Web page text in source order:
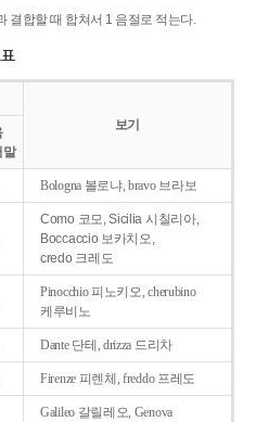
결합할 때 합쳐서 1 음절로 적는다.
보기
말
Bologna 볼로냐, bravo 브라보
Como 코모, Sicilia 시칠리아,
Boccaccio 보카치오,
credo 크레도
Pinocchio 피노키오, cherubino
케루비노
Dante 단테, drizza 드리차
Firenze 피렌체, freddo 프레도
Galileo 갈릴레오, Genova